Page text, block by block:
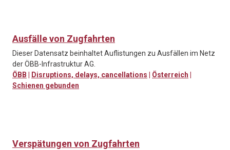
Ausfälle von Zugfahrten
Dieser Datensatz beinhaltet Auflistungen zu Ausfällen im Netz
der ÖBB-Infrastruktur AG.
ÖBB
Disruptions, delays, cancellations Österreich
Schienen gebunden
Verspätungen von Zugfahrten